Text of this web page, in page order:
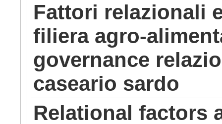
Fattori relazionali
filiera agro-
governance
caseario sardo
Relational factors